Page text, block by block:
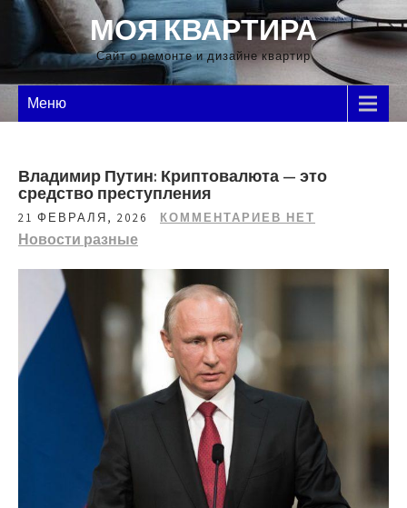
Перейти
содержимому
МОЯ КВАРТИРА
Сайт о ремонте и дизайне квартир
Меню
Владимир Путин: Криптовалюта — это
средство преступления
21 ФЕВРАЛЯ, 2026 КОММЕНТАРИЕВ НЕТ
Новости разные